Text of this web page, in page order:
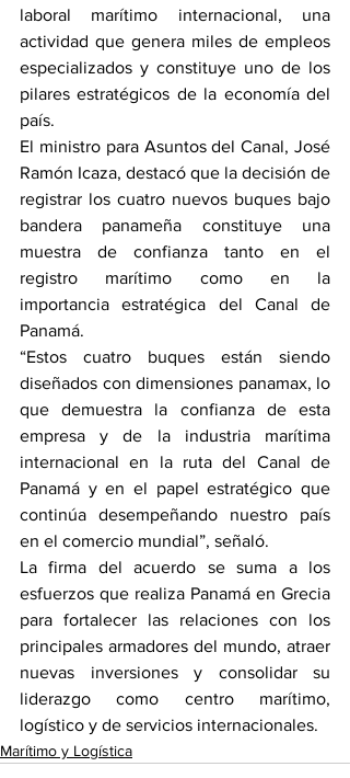
laboral marítimo internacional, una
actividad que genera miles de empleos
especializados y constituye uno de los
pilares estratégicos de la economía del
país.
El ministro para Asuntos del Canal, José
Ramón Icaza, destacó que la decisión de
registrar los cuatro nuevos buques bajo
bandera panameña constituye una
muestra de confianza tanto en el
registro marítimo como en la
importancia estratégica del Canal de
Panamá.
“Estos cuatro buques están siendo
diseñados con dimensiones panamax, lo
que demuestra la confianza de esta
empresa y de la industria marítima
internacional en la ruta del Canal de
Panamá y en el papel estratégico que
continúa desempeñando nuestro país
en el comercio mundial”, señaló.
La firma del acuerdo se suma a los
esfuerzos que realiza Panamá en Grecia
para fortalecer las relaciones con los
principales armadores del mundo, atraer
nuevas inversiones y consolidar su
liderazgo como centro marítimo,
logístico y de servicios internacionales.
Marítimo y Logística